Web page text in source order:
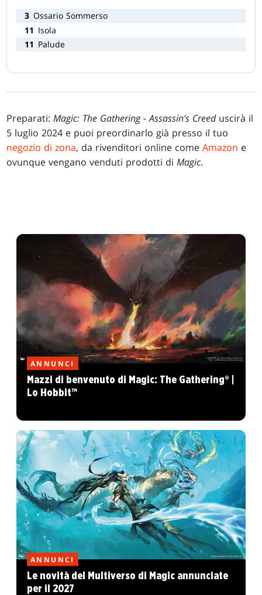
3 Ossario Sommerso
11 Isola
11 Palude
Preparati:Magic: The Gathering - Assassin’s Creeduscirà il
5 luglio 2024 e puoi preordinarlo già presso il tuo
negozio di zona, da rivenditori online comeAmazon e
ovunque vengano venduti prodotti diMagic.
ANNUNCI
Mazzi di benvenuto di Magic: The Gathering® |
Lo Hobbit™
ANNUNCI
Le novità del Multiverso di Magic annunciate
per il 2027